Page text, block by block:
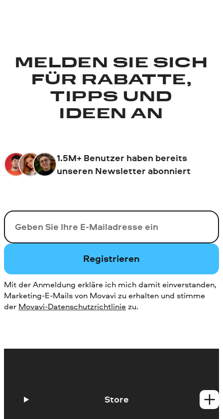
MELDEN SIE SICH
FÜR RABATTE,
TIPPS UND
IDEEN AN
1.5M+ Benutzer haben bereits
unseren Newsletter abonniert
Ihre E-Mail-Addresse
Registrieren
Mit der Anmeldung erkläre ich mich damit einverstanden,
Marketing-E-Mails von Movavi zu erhalten und stimme
der Movavi-Datenschutzrichtliniezu.
Store